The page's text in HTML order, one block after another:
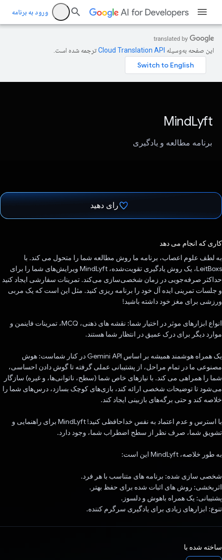
ورود به برنامه
این صفحه به‌وسیله ترجمه شده است.
MindLyft
برنامه مطالعه و یادگیری
رای دهید
کاری که انجام می دهد
به لطف علوم اعصاب، برنامه ما روش مطالعه شما را متحول می کند. با
LeitBoxs، یک روش یادگیری تقویت‌شده، MindLyft ویرایش‌های شما را برای
حداکثر صرفه‌جویی در زمان شخصی‌سازی می‌کند. تمرینات سفارشی ایجاد کنید
و جلسات تمرینی ایده آل خود را برنامه ریزی کنید. مثل این است که یک مربی
ورزشی برای مغز خود داشته باشید!
انواع ابزارهای موثر در اختیار شما: نقشه های ذهنی، MCQ، تمرینات فاینمن و
موارد دیگر برای درک عمیق در انتظار شما هستند.
یک همراه هوشمند همیشه بر اساس Gemini API در کنار شماست: هوش
مصنوعی ما در تمام مراحل، از پشتیبانی عملی گرفته تا گوش دادن احساسی،
شما را همراهی می کند. با نیازهای خاص شما (سطح، ناتوانی‌ها، و غیره) سازگار
می‌شود تا توضیحات شخصی ارائه کند، بازی‌های کوچک بسازد، درس‌های شما را
خلاصه کند و حتی برگه‌های بازبینی ایجاد کند.
با استرس و عدم اعتماد به نفس خداحافظی کنید! MindLyft برای راهنمایی و
تشویق شما، صرف نظر از سطح اضطراب شما، وجود دارد.
به طور خلاصه، MindLyft این است:
شخصی سازی شده: برنامه های متناسب با هر فرد.
اثربخشی: روش های اثبات شده برای حفظ بهتر.
پشتیبانی: یک همراه باهوش و دلسوز.
تنوع: ابزارهای زیادی برای یادگیری سرگرم کننده.
ساخته شده با